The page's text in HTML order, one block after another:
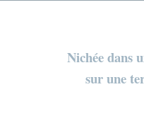
Nichée dans
sur une